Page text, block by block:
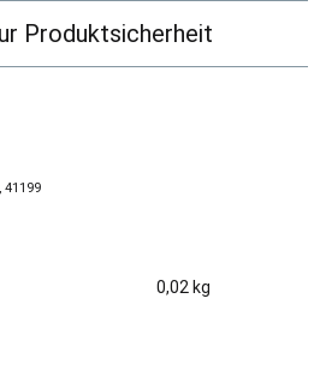
Produktsicherheit
0,02 kg